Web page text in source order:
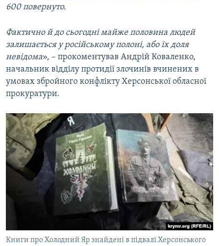
600 повернуто.
Фактично й до сьогодні майже половина людей
залишається у російському полоні, або їх доля
невідома», – прокоментував Андрій Коваленко,
начальник відділу протидії злочинів вчинених в
умовах збройного конфлікту Херсонської обласної
прокуратури.
Книги про Холодний Яр знайдені в підвалі Херсонського